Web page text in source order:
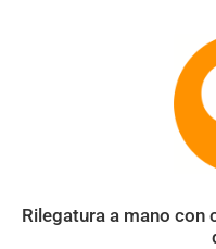
Rilegatura a mano con